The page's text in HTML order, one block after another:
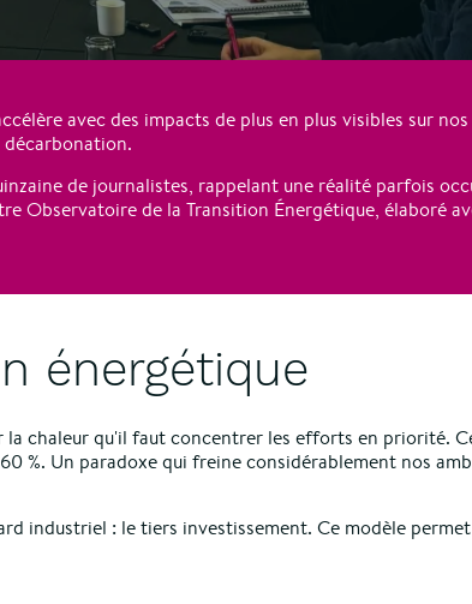
avec des impacts de plus en plus visibles sur
décarbonation.
de journalistes, rappelant une réalité parfois
Observatoire de la Transition Énergétique, élaboré
énergétique
chaleur qu'il faut concentrer les efforts en priorité.
%. Un paradoxe qui freine considérablement nos
industriel : le tiers investissement. Ce modèle